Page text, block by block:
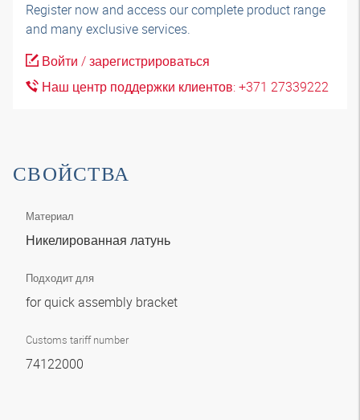
Register now and access our complete product range
and many exclusive services.
Войти / зарегистрироваться
Наш центр поддержки клиентов: +371 27339222
СВОЙСТВА
Материал
Никелированная латунь
Подходит для
for quick assembly bracket
Customs tariff number
74122000